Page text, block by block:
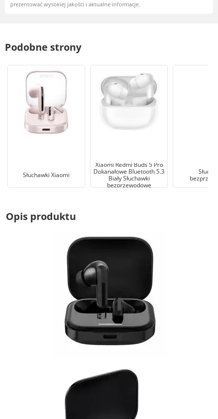
prezentować wysokiej jakości i aktualne informacje.
Podobne strony
Słuchawki Xiaomi
Xiaomi Redmi Buds 5 Pro
Dokanałowe Bluetooth 5.3
Biały Słuchawki
bezprzewodowe
Opis produktu